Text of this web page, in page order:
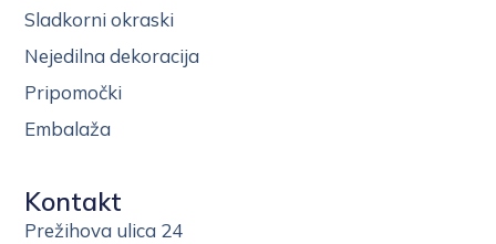
Sladkorni okraski
Nejedilna dekoracija
Pripomočki
Embalaža
Kontakt
Prežihova ulica 24